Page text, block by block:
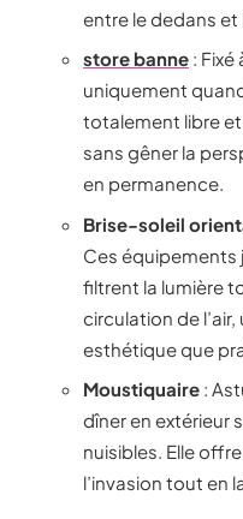
entre le dedans et
store banne :
uniquement
totalement libre
sans gêner la
en permanence.
Brise-soleil
Ces équipements
filtrent la lumière
circulation de
esthétique que
Moustiquaire :
dîner en extérieur
nuisibles. Elle
l’invasion tout en